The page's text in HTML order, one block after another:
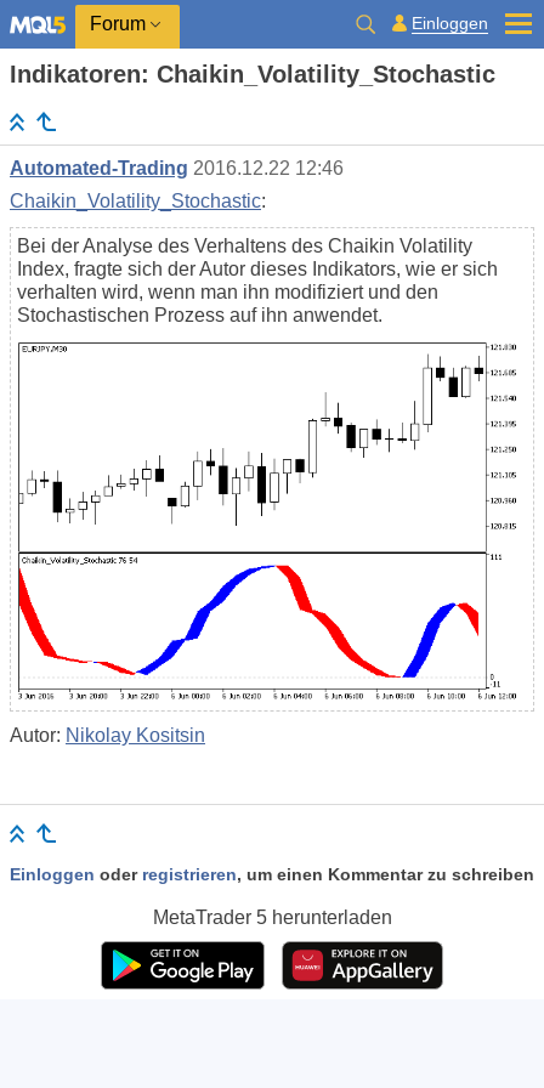
Forum Einloggen
Indikatoren: Chaikin_Volatility_Stochastic
Automated-Trading 2016.12.22 12:46
Chaikin_Volatility_Stochastic:
Bei der Analyse des Verhaltens des Chaikin Volatility
Index, fragte sich der Autor dieses Indikators, wie er sich
verhalten wird, wenn man ihn modifiziert und den
Stochastischen Prozess auf ihn anwendet.
Autor: Nikolay Kositsin
Einloggen oder registrieren, um einen Kommentar zu schreiben
MetaTrader 5herunterladen